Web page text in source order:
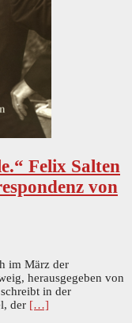
Felix Salten
von
im März der
herausgegeben von
in der
der […]